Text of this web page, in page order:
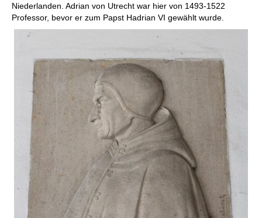
Niederlanden. Adrian von Utrecht war hier von 1493-1522
Professor, bevor er zum Papst Hadrian VI gewählt wurde.